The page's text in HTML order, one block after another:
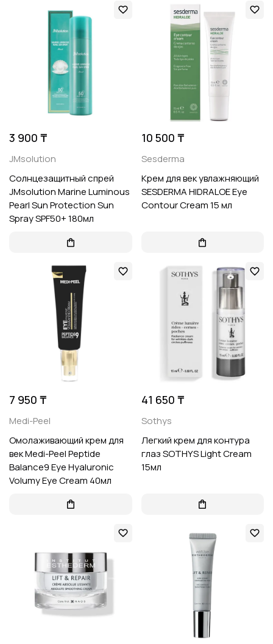
3 900 ₸
JMsolution
Солнцезащитный спрей
JMsolution Marine Luminous
Pearl Sun Protection Sun
Spray SPF50+ 180мл
10 500 ₸
Sesderma
Крем для век увлажняющий
SESDERMA HIDRALOE Eye
Contour Cream 15 мл
7 950 ₸
Medi-Peel
Омолаживающий крем для
век Medi-Peel Peptide
Balance9 Eye Hyaluronic
Volumy Eye Cream 40мл
41 650 ₸
Sothys
Легкий крем для контура
глаз SOTHYS Light Cream
15мл